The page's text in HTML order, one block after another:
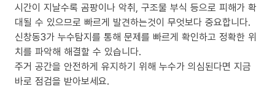
시간이 지날수록 곰팡이나 악취, 구조물 부식 등으로 피해가 확
대될 수 있으므로 빠르게 발견하는것이 무엇보다 중요합니다.
신창동3가 누수탐지를 통해 문제를 빠르게 확인하고 정확한 위
치를 파악해 해결할 수 있습니다.
주거 공간을 안전하게 유지하기 위해 누수가 의심된다면 지금
바로 점검을 받아보세요.